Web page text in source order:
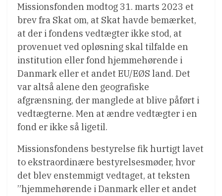
Missionsfonden modtog 31. marts 2023 et
brev fra Skat om, at Skat havde bemærket,
at der i fondens vedtægter ikke stod, at
provenuet ved opløsning skal tilfalde en
institution eller fond hjemmehørende i
Danmark eller et andet EU/EØS land. Det
var altså alene den geografiske
afgrænsning, der manglede at blive påført i
vedtægterne. Men at ændre vedtægter i en
fond er ikke så ligetil.
Missionsfondens bestyrelse fik hurtigt lavet
to ekstraordinære bestyrelsesmøder, hvor
det blev enstemmigt vedtaget, at teksten
”hjemmehørende i Danmark eller et andet